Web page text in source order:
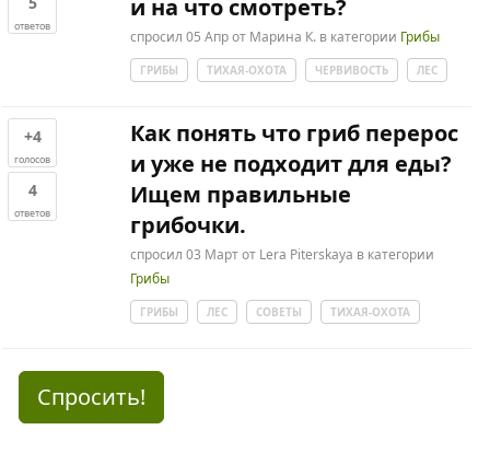
ответов
и на что смотреть?
спросил 05 Апр от Марина К. в категории Грибы
ГРИБЫ ТИХАЯ-ОХОТА ЧЕРВИВОСТЬ ЛЕС
+4
голосов
4
ответов
Как понять что гриб перерос
и уже не подходит для еды?
Ищем правильные
грибочки.
спросил 03 Март от Lera Piterskaya в категории
Грибы
ГРИБЫ ЛЕС СОВЕТЫ ТИХАЯ-ОХОТА
Спросить!